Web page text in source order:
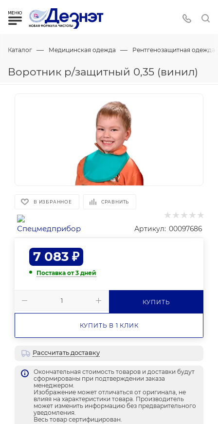
Каталог — Медицинская одежда — Рентгенозащитная одежда
Воротник р/защитный 0,35 (винил)
В ИЗБРАННОЕ СРАВНИТЬ
Артикул: 00097686
7 083 ₽
Поставка от 3 дней
КУПИТЬ
КУПИТЬ В 1 КЛИК
Рассчитать доставку
Окончательная стоимость товаров и доставки будут
сформированы при подтверждении заказа
менеджером.
Изображение может отличаться от оригинала, не
влияя на характеристики товара. Производитель
может изменить информацию без предварительного
уведомления.
Весь товар сертифицирован.